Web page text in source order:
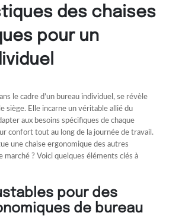
des chaises
pour un
le cadre d’un bureau individuel, se révèle
siège. Elle incarne un véritable allié du
aux besoins spécifiques de chaque
confort tout au long de la journée de travail.
une chaise ergonomique des autres
marché ? Voici quelques éléments clés à
pour des
de bureau